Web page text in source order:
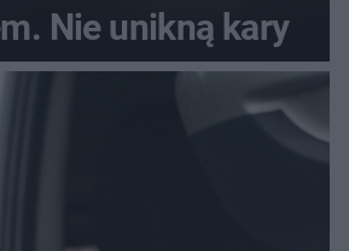
Nie unikną kary